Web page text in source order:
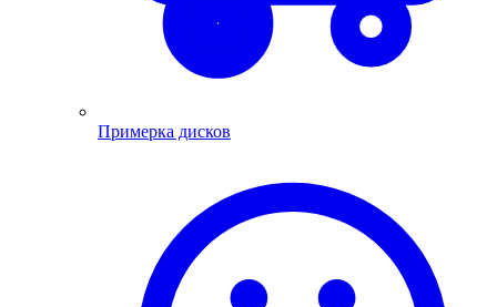
Примерка дисков